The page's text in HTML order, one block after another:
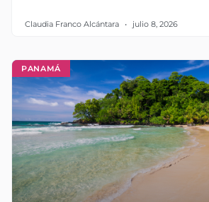
Claudia Franco Alcántara julio 8, 2026
PANAMÁ